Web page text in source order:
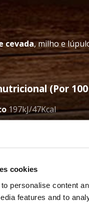
cookies
personalise content
features and to
cevada, milho e
(Por
197kJ/47Kcal
3,5 g dos quais